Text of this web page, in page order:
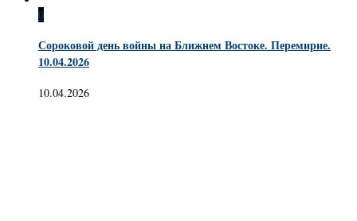
0
Сороковой день войны на Ближнем Востоке. Перемирие.
10.04.2026
10.04.2026